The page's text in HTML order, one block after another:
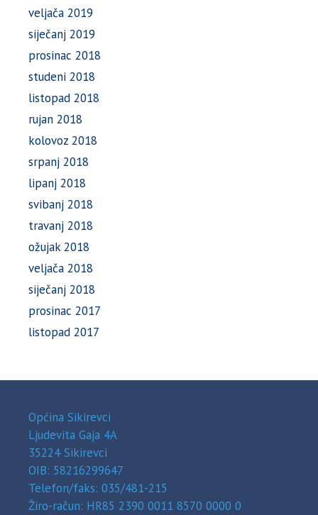
veljača 2019
siječanj 2019
prosinac 2018
studeni 2018
listopad 2018
rujan 2018
kolovoz 2018
srpanj 2018
lipanj 2018
svibanj 2018
travanj 2018
ožujak 2018
veljača 2018
siječanj 2018
prosinac 2017
listopad 2017
Općina Sikirevci
Ljudevita Gaja 4A
35224 Sikirevci
OIB: 58216299647
Telefon/faks: 035/481-215
Žiro-račun: HR85 2390 0011 8570 0000 0